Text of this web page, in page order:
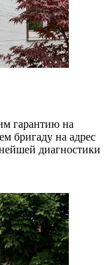
гарантию на
бригаду на адрес
диагностики